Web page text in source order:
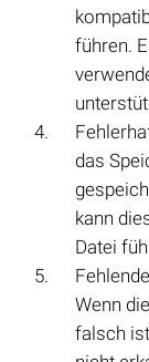
führen.
das
kann
Datei
Wenn
falsch